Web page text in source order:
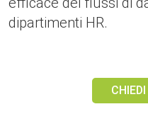
dipartimenti HR.